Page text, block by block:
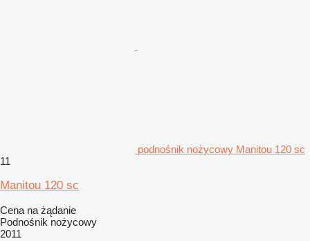
podnośnik nożycowy Manitou 120 sc
11
Manitou 120 sc
Cena na żądanie
Podnośnik nożycowy
2011